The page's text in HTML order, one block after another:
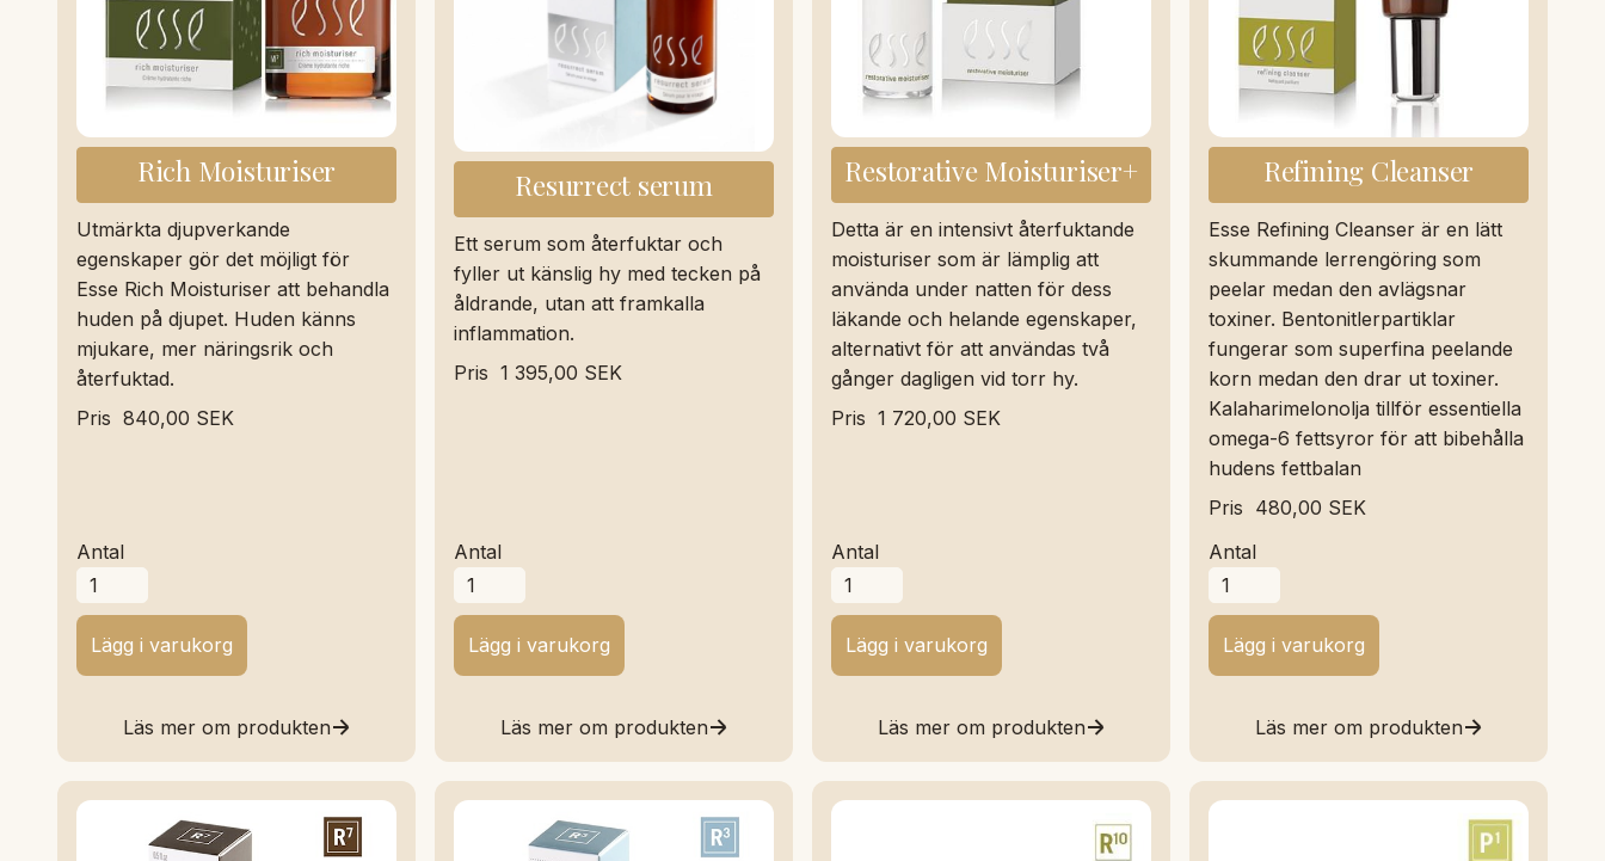
Rich Moisturiser
Utmärkta djupverkande
egenskaper gör det möjligt för
Esse Rich Moisturiser att behandla
huden på djupet. Huden känns
mjukare, mer näringsrik och
återfuktad.
Pris 840,00 SEK
Antal
Läs mer om produkten
Resurrect serum
Ett serum som återfuktar och
fyller ut känslig hy med tecken på
åldrande, utan att framkalla
inflammation.
Pris 1 395,00 SEK
Antal
Läs mer om produkten
Restorative Moisturiser+
Detta är en intensivt återfuktande
moisturiser som är lämplig att
använda under natten för dess
läkande och helande egenskaper,
alternativt för att användas två
gånger dagligen vid torr hy.
Pris 1 720,00 SEK
Antal
Läs mer om produkten
Refining Cleanser
Esse Refining Cleanser är en lätt
skummande lerrengöring som
peelar medan den avlägsnar
toxiner. Bentonitlerpartiklar
fungerar som superfina peelande
korn medan den drar ut toxiner.
Kalaharimelonolja tillför essentiella
omega-6 fettsyror för att bibehålla
hudens fettbalan
Pris 480,00 SEK
Antal
Läs mer om produkten